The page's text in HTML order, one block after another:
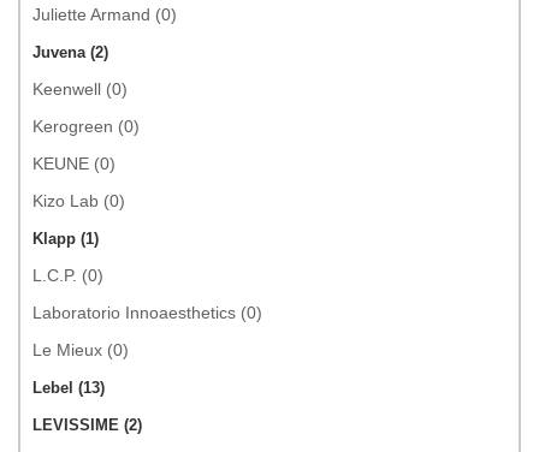
Juliette Armand (0)
Juvena (2)
Keenwell (0)
Kerogreen (0)
KEUNE (0)
Kizo Lab (0)
Klapp (1)
L.C.P. (0)
Laboratorio Innoaesthetics (0)
Le Mieux (0)
Lebel (13)
LEVISSIME (2)